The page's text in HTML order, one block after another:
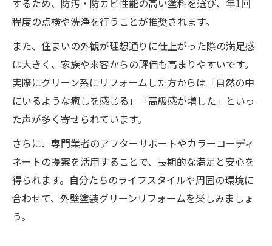
するため、防汚・防カビ性能の高い塗料を選び、年1回
程度の点検や洗浄を行うことが推奨されます。
また、住まいの外観が理想通りに仕上がった際の満足感
は大きく、家族や来客からの評価も高まりやすいです。
実際にグリーン系にリフォームした方からは「自然の中
にいるような癒しを感じる」「高級感が増した」といっ
た声が多く寄せられています。
さらに、専門業者のアフターサポートやカラーコーディ
ネートの提案を活用することで、長期的な満足と安心を
得られます。自分たちのライフスタイルや周囲の環境に
合わせて、外壁塗装グリーンリフォームを楽しみましょ
う。